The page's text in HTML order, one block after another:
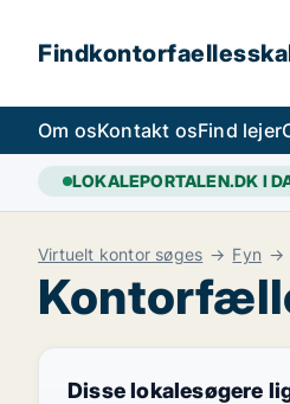
Om osKontakt osFind lejer
LOKALEPORTALEN.DK I
Virtuelt kontor søges Fyn
Disse lokalesøgere